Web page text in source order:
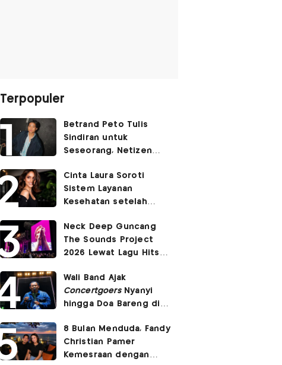
Terpopuler
Betrand Peto Tulis
Sindiran untuk
Seseorang, Netizen
yang Bukan 'Gen Z
Banget'
Cinta Laura Soroti
Sistem Layanan
Kesehatan setelah
Ditelantarkan
Neck Deep Guncang
The Sounds Project
2026 Lewat Lagu Hits
Bloom
Wali Band Ajak
ConcertgoersNyanyi
hingga Doa Bareng di
2026
8 Bulan Menduda, Fandy
Christian Pamer
Kemesraan dengan